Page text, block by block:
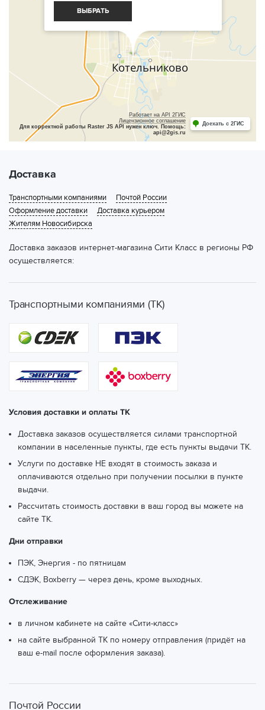
ВЫБРАТЬ
Работает на API 2ГИС
Лицензионное соглашение
Для корректной работы Raster JS API нужен ключ. Помощь:
api@2gis.ru
Доехать с 2ГИС
Доставка
Транспортными компаниями
Почтой России
Оформление доставки
Доставка курьером
Жителям Новосибирска
Доставка заказов интернет-магазина Сити Класс в регионы РФ
осуществляется:
Транспортными компаниями (ТК)
Условия доставки и оплаты ТК
Доставка заказов осуществляется силами транспортной
компании в населенные пункты, где есть пункты выдачи ТК.
Услуги по доставке НЕ входят в стоимость заказа и
оплачиваются отдельно при получении посылки в пункте
выдачи.
Рассчитать стоимость доставки в ваш город вы можете на
сайте ТК.
Дни отправки
ПЭК, Энергия - по пятницам
СДЭК, Boxberry — через день, кроме выходных.
Отслеживание
в личном кабинете на сайте «Сити-класс»
на сайте выбранной ТК по номеру отправления (придёт на
ваш e-mail после оформления заказа).
Почтой России